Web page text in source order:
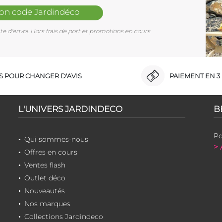
code Jardindéco
d'envoi. Hors frais de port et promotions en cours.
POUR CHANGER D'AVIS PAIEMENT EN 3
L'UNIVERS JARDINDECO
Qui sommes-nous
Offres en cours
Ventes flash
Outlet déco
Nouveautés
Nos marques
Collections Jardindeco
>